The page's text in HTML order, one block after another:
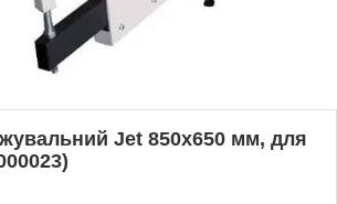
Jet 850х650 мм, для